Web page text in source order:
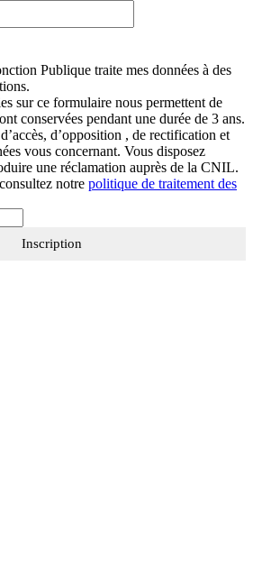
Publique traite mes données à des
sur ce formulaire nous permettent de
conservées pendant une durée de 3 ans.
d’opposition , de rectification et
vous concernant. Vous disposez
une réclamation auprès de la CNIL.
notre politique de traitement des
Inscription